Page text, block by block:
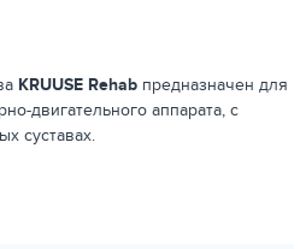
KRUUSE Rehab предназначен для
двигательного аппарата, с
суставах.